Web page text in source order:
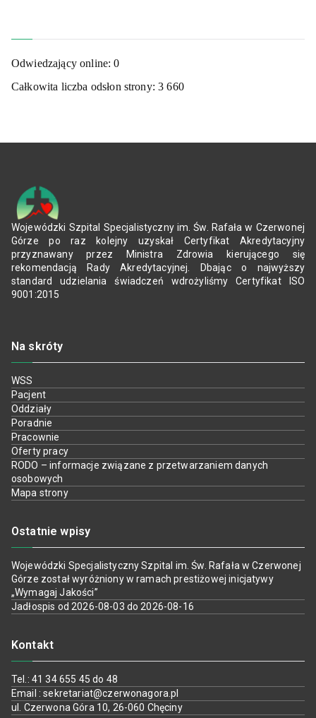
Odwiedzający online:0
Całkowita liczba odsłon strony:3 660
Wojewódzki Szpital Specjalistyczny im. Św. Rafała w Czerwonej
Górze po raz kolejny uzyskał Certyfikat Akredytacyjny
przyznawany przez Ministra Zdrowia kierującego się
rekomendacją Rady Akredytacyjnej. Dbając o najwyższy
standard udzielania świadczeń wdrożyliśmy Certyfikat ISO
9001:2015
Na skróty
WSS
Pacjent
Oddziały
Poradnie
Pracownie
Oferty pracy
RODO – informacje związane z przetwarzaniem danych
osobowych
Mapa strony
Ostatnie wpisy
Wojewódzki Specjalistyczny Szpital im. Św. Rafała w Czerwonej
Górze został wyróżniony w ramach prestiżowej inicjatywy
„Wymagaj Jakości”
Jadłospis od 2026-08-03 do 2026-08-16
Kontakt
Tel.: 41 34 655 45 do 48
Email : sekretariat@czerwonagora.pl
ul. Czerwona Góra 10, 26-060 Chęciny